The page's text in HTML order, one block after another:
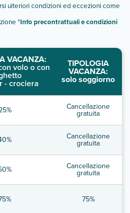
ulteriori condizioni ed eccezioni come
"Info precontrattuali e condizioni
VACANZA:
volo o con
- crociera
TIPOLOGIA
VACANZA:
solo soggiorno
Cancellazione
gratuita
Cancellazione
gratuita
Cancellazione
gratuita
75%